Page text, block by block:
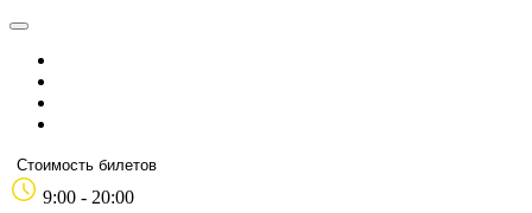
Стоимость билетов
9:00 - 20:00